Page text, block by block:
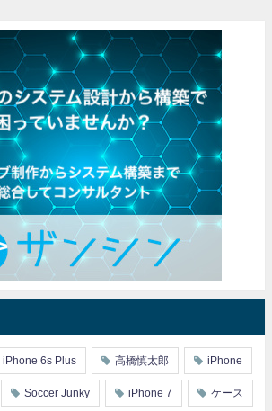
iPhone 6s Plus 高橋慎太郎 iPhone
Soccer Junky iPhone 7 ケース